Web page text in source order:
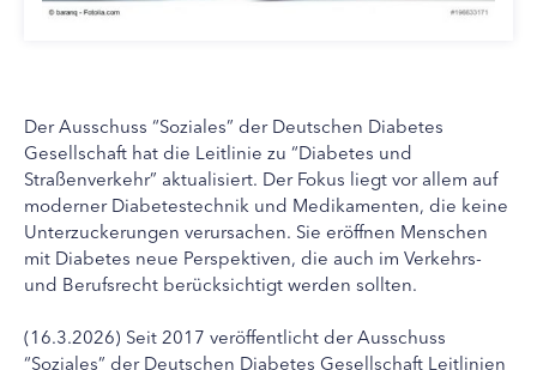
Der Ausschuss “Soziales” der Deutschen Diabetes
Gesellschaft hat die Leitlinie zu “Diabetes und
Straßenverkehr” aktualisiert. Der Fokus liegt vor allem auf
moderner Diabetestechnik und Medikamenten, die keine
Unterzuckerungen verursachen. Sie eröffnen Menschen
mit Diabetes neue Perspektiven, die auch im Verkehrs-
und Berufsrecht berücksichtigt werden sollten.
(16.3.2026) Seit 2017 veröffentlicht der Ausschuss
“Soziales” der Deutschen Diabetes Gesellschaft Leitlinien